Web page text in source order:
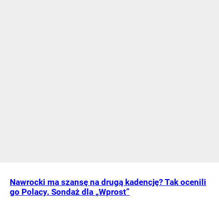
Nawrocki ma szansę na drugą kadencję? Tak ocenili
go Polacy. Sondaż dla „Wprost”